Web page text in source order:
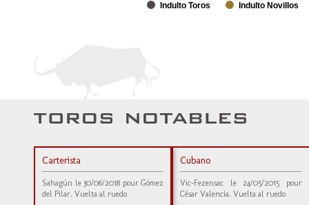
Indulto Toros Indulto Novillos
Carterista
Sahagún le 30/06/2018 pour Gómez
del Pilar. Vuelta al ruedo
Cubano
Vic-Fezensac le 24/05/2015 pour
César Valencia. Vuelta al ruedo